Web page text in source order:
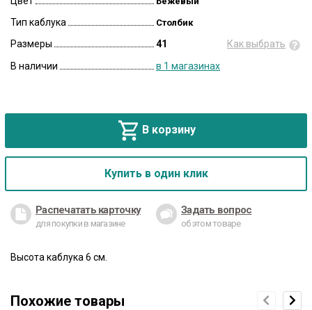
Тип каблука Столбик
Размеры 41
Как выбрать
В наличии
в 1 магазинах
В корзину
Купить в один клик
Распечатать карточку
для покупки в магазине
Задать вопрос
об этом товаре
Высота каблука 6 см.
Похожие товары